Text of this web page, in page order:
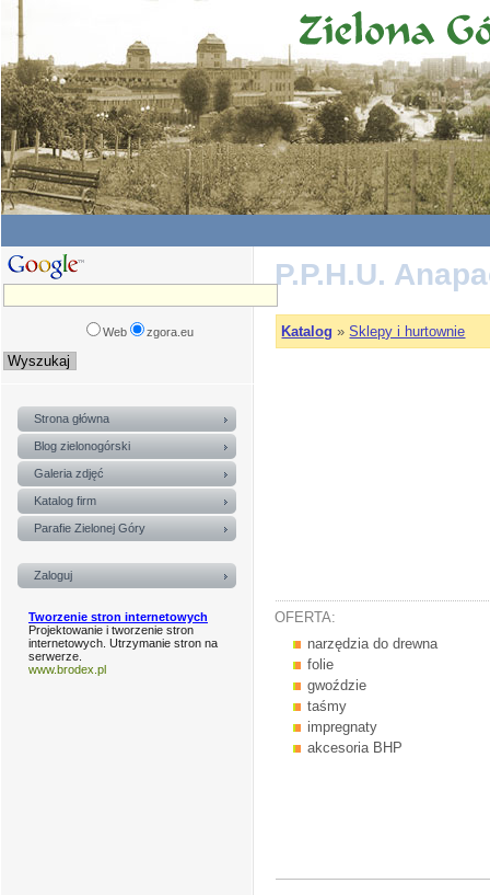
P.P.H.U.
Katalog »Sklepy i hurtownie
OFERTA:
narzędzia do drewna
folie
gwoździe
taśmy
impregnaty
akcesoria BHP
Web zgora.eu
Strona główna
Blog zielonogórski
Galeria zdjęć
Katalog firm
Parafie Zielonej Góry
Zaloguj
Tworzenie stron internetowych
Projektowanie i tworzenie stron
internetowych. Utrzymanie stron na
serwerze.
www.brodex.pl